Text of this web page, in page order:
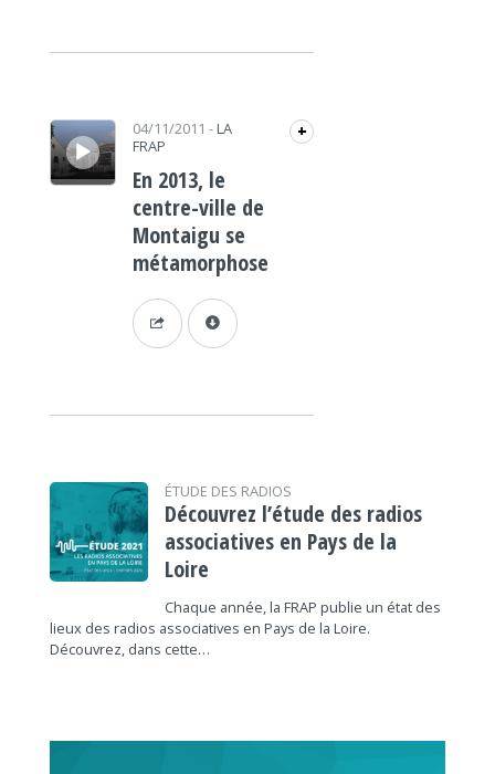
Lecteur audio 04/11/2011 - LA
FRAP
+
En 2013, le
centre-ville de
Montaigu se
métamorphose
ÉTUDE DES RADIOS
Découvrez l’étude des radios
associatives en Pays de la
Loire
Chaque année, la FRAP publie un état des
lieux des radios associatives en Pays de la Loire.
Découvrez, dans cette…